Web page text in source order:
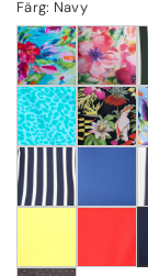
Färg: Navy